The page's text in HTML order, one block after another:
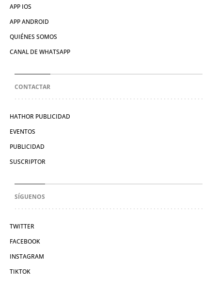
APP IOS
APP ANDROID
QUIÉNES SOMOS
CANAL DE WHATSAPP
CONTACTAR
HATHOR PUBLICIDAD
EVENTOS
PUBLICIDAD
SUSCRIPTOR
SÍGUENOS
TWITTER
FACEBOOK
INSTAGRAM
TIKTOK